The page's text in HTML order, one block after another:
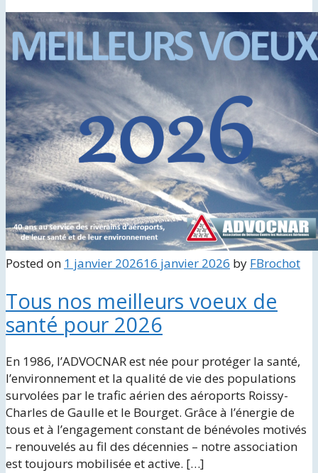
Posted on 1 janvier 202616 janvier 2026 by FBrochot
Tous nos meilleurs voeux de
santé pour 2026
En 1986, l’ADVOCNAR est née pour protéger la santé,
l’environnement et la qualité de vie des populations
survolées par le trafic aérien des aéroports Roissy-
Charles de Gaulle et le Bourget. Grâce à l’énergie de
tous et à l’engagement constant de bénévoles motivés
– renouvelés au fil des décennies – notre association
est toujours mobilisée et active. […]